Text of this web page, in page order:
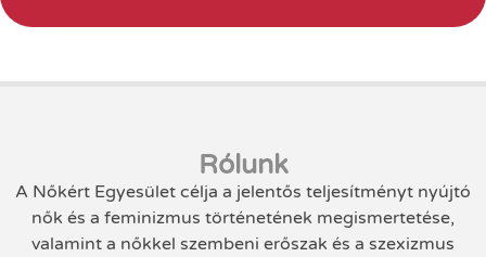
Rólunk
A Nőkért Egyesület célja a jelentős teljesítményt nyújtó
nők és a feminizmus történetének megismertetése,
valamint a nőkkel szembeni erőszak és a szexizmus